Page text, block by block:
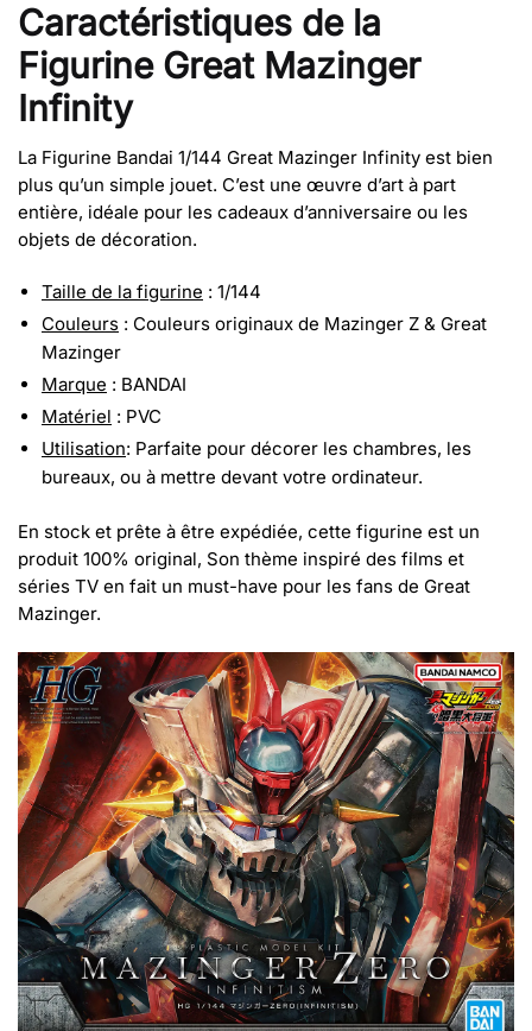
Caractéristiques de la
Figurine Great Mazinger
Infinity
La Figurine Bandai 1/144 Great Mazinger Infinity est bien
plus qu’un simple jouet. C’est une œuvre d’art à part
entière, idéale pour les cadeaux d’anniversaire ou les
objets de décoration.
Taille de la figurine : 1/144
Couleurs : Couleurs originaux de Mazinger Z & Great
Mazinger
Marque : BANDAI
Matériel : PVC
Utilisation: Parfaite pour décorer les chambres, les
bureaux, ou à mettre devant votre ordinateur.
En stock et prête à être expédiée, cette figurine est un
produit 100% original, Son thème inspiré des films et
séries TV en fait un must-have pour les fans de Great
Mazinger.